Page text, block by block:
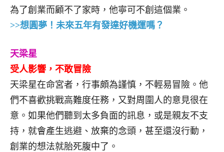
為了創業而顧不了家時，他寧可不創這個業。
>>想圓夢！未來五年有發達好機運嗎？
天梁星
受人影響，不敢冒險
天梁星在命宮者，行事頗為謹慎，不輕易冒險。他
們不喜歡挑戰高難度任務，又對周圍人的意見很在
意。如果他們聽到太多負面的訊息，或是親友不支
持，就會產生逃避、放棄的念頭，甚至還沒行動，
創業的想法就胎死腹中了。